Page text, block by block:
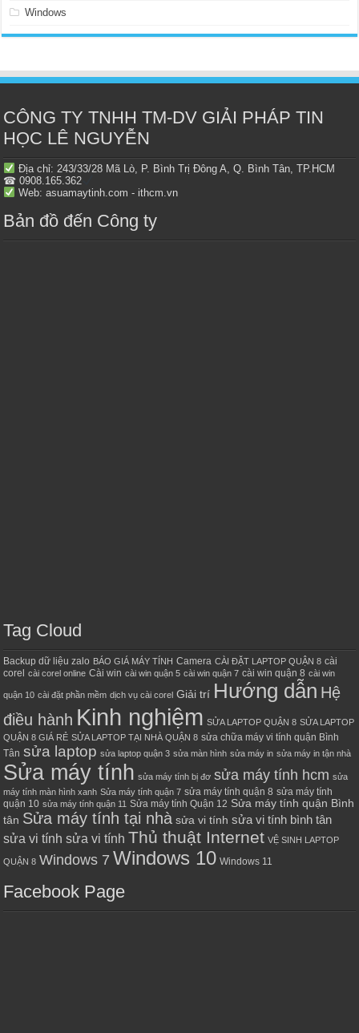
Windows
CÔNG TY TNHH TM-DV GIẢI PHÁP TIN
HỌC LÊ NGUYỄN
Địa chỉ: 243/33/28 Mã Lò, P. Bình Trị Đông A, Q. Bình Tân, TP.HCM
☎ 0908.165.362
Web: asuamaytinh.com - ithcm.vn
Bản đồ đến Công ty
Tag Cloud
Backup dữ liệu zalo BÁO GIÁ MÁY TÍNH Camera CÀI ĐẶT LAPTOP QUẬN 8 cài
corel cài corel online Cài win cài win quận 5 cài win quận 7 cài win quận 8 cài win
quận 10 cài đặt phần mềm dịch vụ cài corel Giải trí Hướng dẫn Hệ
điều hành Kinh nghiệm SỬA LAPTOP QUẬN 8 SỬA LAPTOP
QUẬN 8 GIÁ RẺ SỬA LAPTOP TẠI NHÀ QUẬN 8 sửa chữa máy vi tính quận Bình
Tân sửa laptop sửa laptop quận 3 sửa màn hình sửa máy in sửa máy in tận nhà
Sửa máy tính sửa máy tính bị đơ sửa máy tính hcm sửa
máy tính màn hình xanh Sửa máy tính quận 7 sửa máy tính quận 8 sửa máy tính
quận 10 sửa máy tính quận 11 Sửa máy tính Quận 12 Sửa máy tính quận Bình
tân Sửa máy tính tại nhà sửa vi tính sửa vi tính bình tân
sửa vi tính sửa vi tính Thủ thuật Internet VỆ SINH LAPTOP
QUẬN 8 Windows 7 Windows 10 Windows 11
Facebook Page